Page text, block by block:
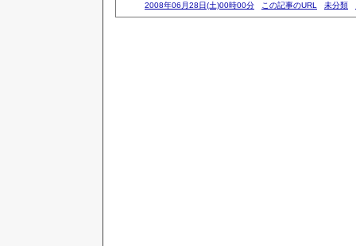
2008年06月28日(土)00時00分 この記事のURL 未分類